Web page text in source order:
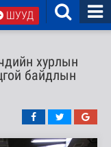
ШУУД
хурлын
байдлын